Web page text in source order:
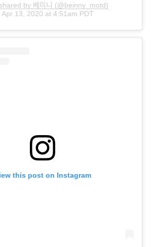
by 베이니 (@beinny_motd)
Apr 13, 2020 at 4:51am PDT
this post on Instagram